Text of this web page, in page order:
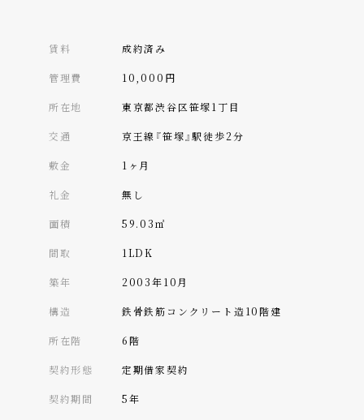
賃料 成約済み
管理費 10,000円
所在地 東京都渋谷区笹塚1丁目
交通 京王線『笹塚』駅徒歩2分
敷金 1ヶ月
礼金 無し
面積 59.03㎡
間取 1LDK
築年 2003年10月
構造 鉄骨鉄筋コンクリート造10階建
所在階 6階
契約形態 定期借家契約
契約期間 5年